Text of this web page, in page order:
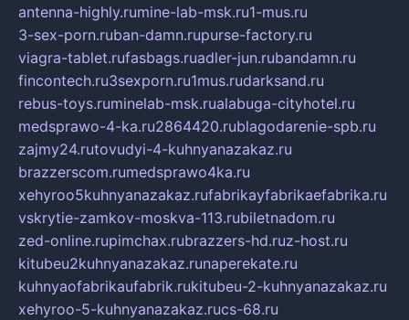
antenna-highly.rumine-lab-msk.ru1-mus.ru
3-sex-porn.ruban-damn.rupurse-factory.ru
viagra-tablet.rufasbags.ruadler-jun.rubandamn.ru
fincontech.ru3sexporn.ru1mus.rudarksand.ru
rebus-toys.ruminelab-msk.rualabuga-cityhotel.ru
medsprawo-4-ka.ru2864420.rublagodarenie-spb.ru
zajmy24.rutovudyi-4-kuhnyanazakaz.ru
brazzerscom.rumedsprawo4ka.ru
xehyroo5kuhnyanazakaz.rufabrikayfabrikaefabrika.ru
vskrytie-zamkov-moskva-113.rubiletnadom.ru
zed-online.rupimchax.rubrazzers-hd.ruz-host.ru
kitubeu2kuhnyanazakaz.runaperekate.ru
kuhnyaofabrikaufabrik.rukitubeu-2-kuhnyanazakaz.ru
xehyroo-5-kuhnyanazakaz.rucs-68.ru